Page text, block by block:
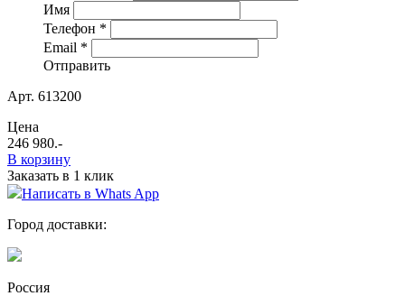
Имя
Телефон *
Email *
Отправить
Арт. 613200
Цена
246 980.-
В корзину
Заказать в 1 клик
Написать в Whats App
Город доставки:
Россия